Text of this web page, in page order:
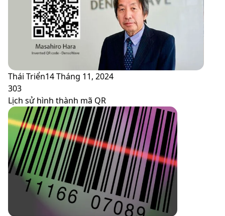
Thái Triển14 Tháng 11, 2024
303
Lịch sử hình thành mã QR